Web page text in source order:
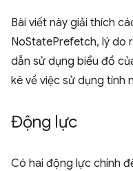
Bài viết này giải thích
NoStatePrefetch, lý do
dẫn sử dụng biểu đồ
kê về việc sử dụng tính
Động lực
Có hai động lực chính